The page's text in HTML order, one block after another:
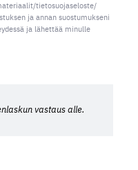
tietosuojaseloste/
ja annan suostumukseni
ja lähettää minulle
vastaus alle.